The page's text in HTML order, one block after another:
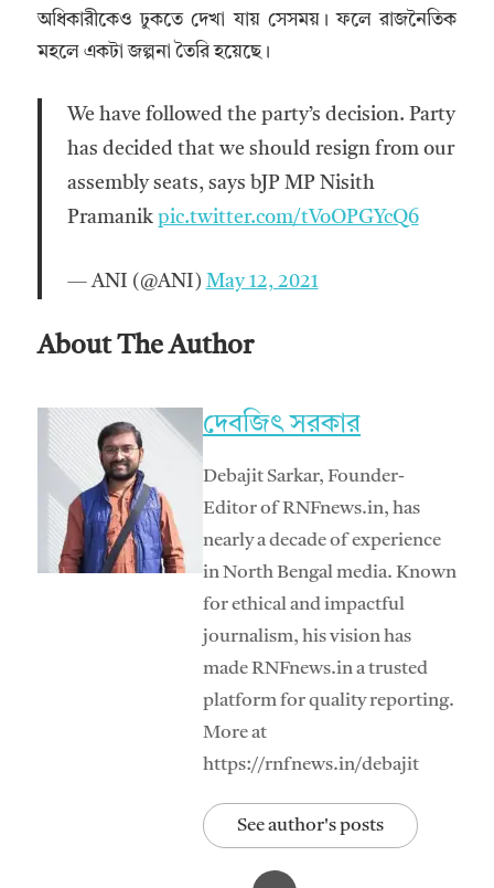
অধিকারীকেও ঢুকতে দেখা যায় সেসময়। ফলে রাজনৈতিক
মহলে একটা জল্পনা তৈরি হয়েছে।
We have followed the party’s decision. Party
has decided that we should resign from our
assembly seats, says bJP MP Nisith
Pramanik pic.twitter.com/tVoOPGYcQ6
— ANI (@ANI) May 12, 2021
About The Author
দেবজিৎ সরকার
Debajit Sarkar, Founder-
Editor of RNFnews.in, has
nearly a decade of experience
in North Bengal media. Known
for ethical and impactful
journalism, his vision has
made RNFnews.in a trusted
platform for quality reporting.
More at
https://rnfnews.in/debajit
See author's posts